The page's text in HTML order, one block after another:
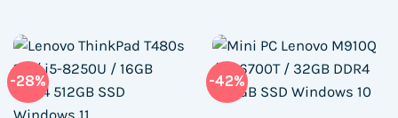
-28% -42%